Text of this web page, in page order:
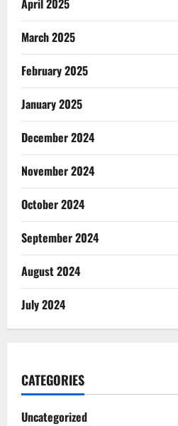
March 2025
February 2025
January 2025
December 2024
November 2024
October 2024
September 2024
August 2024
July 2024
CATEGORIES
Uncategorized